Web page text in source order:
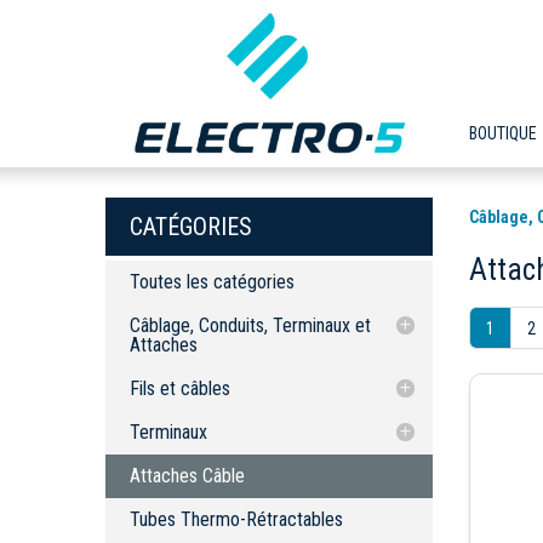
BOUTIQUE
CATÉGORIES
Toutes les catégories
Câblage, Conduits, Terminaux et
Attaches
Fils et câbles
Coaxiaux
Électriques
Ronds
Bullet
Tubes Thermo-Rétractables
Rubans
Fils et câbles
à Réseau
1 Conducteur
Électriques
Terminaux
Lames
Ronds
Attaches Câble
Tubes Thermo-Rétractables
Câblage,
1 2